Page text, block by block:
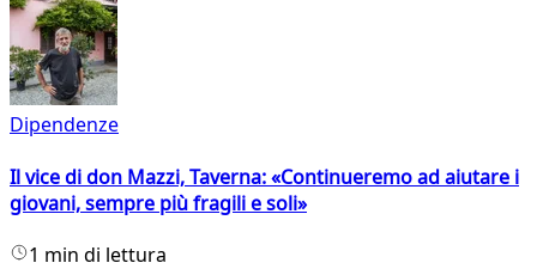
Dipendenze
Il vice di don Mazzi, Taverna: «Continueremo ad aiutare i
giovani, sempre più fragili e soli»
1 min di lettura